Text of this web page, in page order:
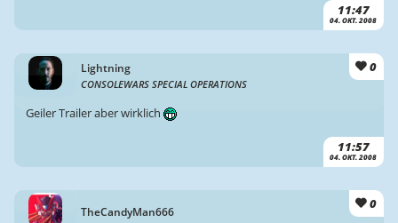
11:47
04. OKT. 2008
Lightning
CONSOLEWARS SPECIAL OPERATIONS
0
11:57
04. OKT. 2008
Geiler Trailer aber wirklich
TheCandyMan666
0